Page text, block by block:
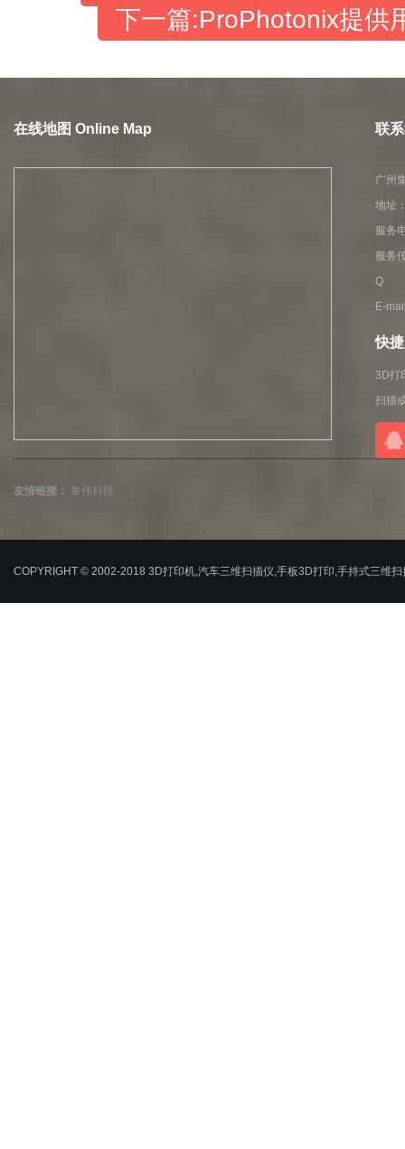
下一篇:ProPhotonix提供
在线地图 Online Map 联
广州
地址
服务
服务
Q Q
E-
快
3D打
扫描
友情链接： 集伟科技
COPYRIGHT © 2002-2018 3D打印机,汽车三维扫描仪,手板3D打印,手持式三维